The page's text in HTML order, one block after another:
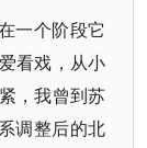
一个阶段它
看戏，从小
，我曾到苏
调整后的北